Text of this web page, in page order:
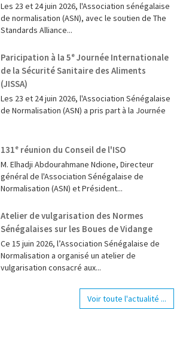
Les 23 et 24 juin 2026, l'Association sénégalaise
de normalisation (ASN), avec le soutien de The
Standards Alliance...
Paricipation à la 5ᵉ Journée Internationale
de la Sécurité Sanitaire des Aliments
(JISSA)
‎Les 23 et 24 juin 2026, l'Association Sénégalaise
de Normalisation (ASN) a pris part à la Journée
131ᵉ réunion du Conseil de l'ISO
M. Elhadji Abdourahmane Ndione, Directeur
général de l'Association Sénégalaise de
Normalisation (ASN) et Président...
Atelier de vulgarisation des Normes
Sénégalaises sur les Boues de Vidange
Ce 15 juin 2026, l’Association Sénégalaise de
Normalisation a organisé un atelier de
vulgarisation consacré aux...
Voir toute l'actualité ...